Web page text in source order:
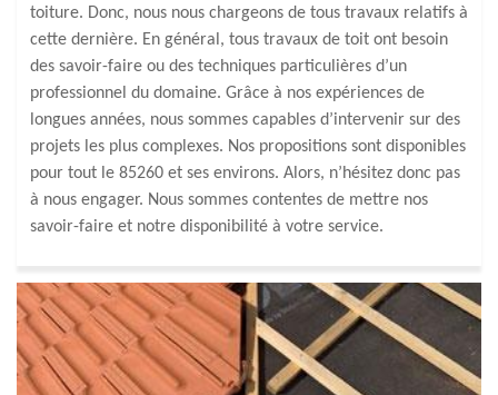
toiture. Donc, nous nous chargeons de tous travaux relatifs à
cette dernière. En général, tous travaux de toit ont besoin
des savoir-faire ou des techniques particulières d’un
professionnel du domaine. Grâce à nos expériences de
longues années, nous sommes capables d’intervenir sur des
projets les plus complexes. Nos propositions sont disponibles
pour tout le 85260 et ses environs. Alors, n’hésitez donc pas
à nous engager. Nous sommes contentes de mettre nos
savoir-faire et notre disponibilité à votre service.